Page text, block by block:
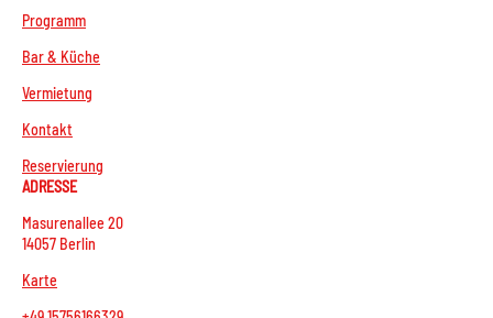
Programm
Bar & Küche
Vermietung
Kontakt
Reservierung
ADRESSE
Masurenallee 20
14057 Berlin
Karte